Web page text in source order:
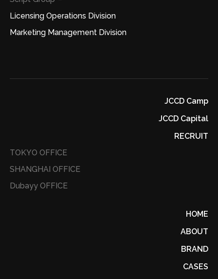
Licensing Operations Division
Marketing Management Division
JCCD Camp
JCCD Capital
RECRUIT
TOKYO OFFICE
SHANGHAI OFFICE
Dubayy OFFICE
HOME
ABOUT
BRAND
CASES